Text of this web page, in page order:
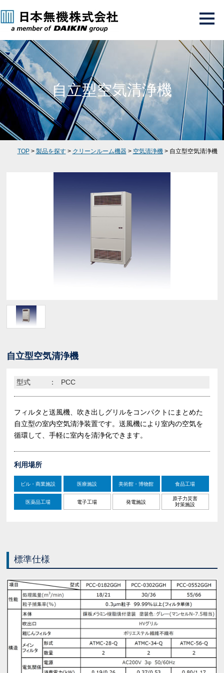
自立型空気清浄機
TOP> 製品を探す> クリーンルーム機器> 空気清浄機> 自立型空気清浄機
自立型空気清浄機
型式 ： PCC
フィルタと送風機、吹き出しグリルをコンパクトにまとめた
自立型の室内空気清浄装置です。送風機により室内の空気を
循環して、手軽に室内を清浄化できます。
利用場所
ビル・商業施設 医療施設 美術館・博物館 食品工場
医薬品工場 電子工場 発電施設
原子力災害
対策施設
標準仕様